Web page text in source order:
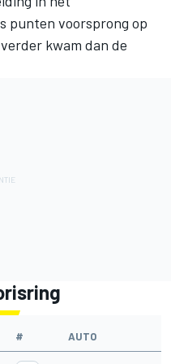
punten voorsprong op
kwam dan de
# AUTO